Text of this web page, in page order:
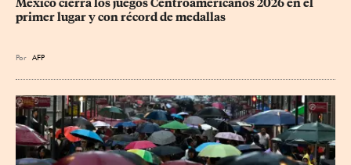
México cierra los juegos Centroamericanos 2026 en el
primer lugar y con récord de medallas
Por AFP